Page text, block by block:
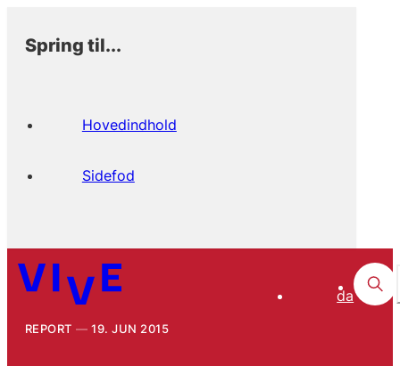
Spring til...
Hovedindhold
Sidefod
da
REPORT 19. JUN 2015